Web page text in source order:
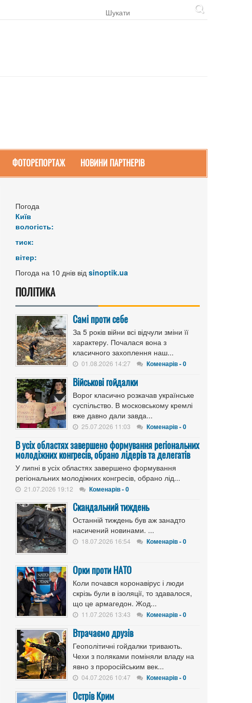
ФОТОРЕПОРТАЖ НОВИНИ ПАРТНЕРІВ
Погода
Київ
вологість:
тиск:
вітер:
Погода на 10 днів від sinoptik.ua
ПОЛІТИКА
Самі проти себе
За 5 років війни всі відчули зміни її
характеру. Почалася вона з
класичного захоплення наш...
01.08.2026 14:27 Коменарів - 0
Військові гойдалки
Ворог класично розкачав українське
суспільство. В московському кремлі
вже давно дали завда...
25.07.2026 11:03 Коменарів - 0
В усіх областях завершено формування регіональних
молодіжних конгресів, обрано лідерів та делегатів
У липні в усіх областях завершено формування
регіональних молодіжних конгресів, обрано лід...
21.07.2026 19:12 Коменарів - 0
Скандальний тиждень
Останній тиждень був аж занадто
насичений новинами. ...
18.07.2026 16:54 Коменарів - 0
Орки проти НАТО
Коли почався коронавірус і люди
скрізь були в ізоляції, то здавалося,
що це армагедон. Жод...
11.07.2026 13:43 Коменарів - 0
Втрачаємо друзів
Геополітичні гойдалки тривають.
Чехи з поляками поміняли владу на
явно з проросійським век...
04.07.2026 10:47 Коменарів - 0
Острів Крим